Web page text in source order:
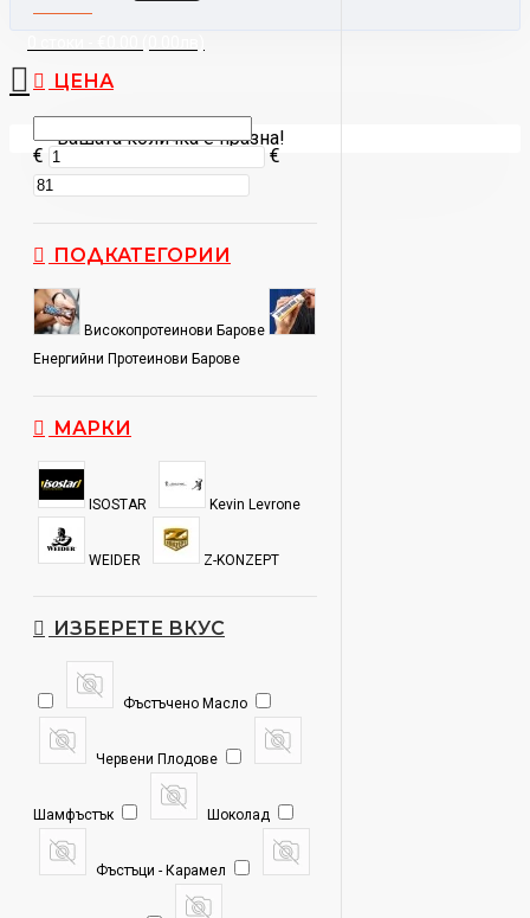
Вашата количка е празна!
ЦЕНА
€ €
ПОДКАТЕГОРИИ
Високопротеинови Барове
Енергийни Протеинови Барове
МАРКИ
ISOSTAR Kevin Levrone
WEIDER Z-KONZEPT
ИЗБЕРЕТЕ ВКУС
Фъстъчено Масло
Червени Плодове
Шамфъстък Шоколад
Фъстъци - Карамел